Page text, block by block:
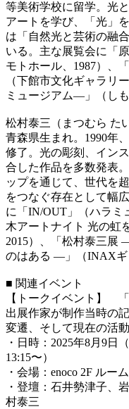
等美術学校に留学。光
アートを学び、「光」
は「自然光と芸術の融
いる。主な展覧会に「
モトホール、1987）、
（下館市文化ギャラリ
ミュージアム―」（し
松村泰三（まつむら た
青森県生まれ。1990年
修了。光の彫刻、イン
合した作品を多数発表
ップを通じて、世代を
をつなぐ存在として幅
に「IN/OUT」（ハラミ
木アートナイト 光の虹
2015）、「松村泰三展
のはある ―」（INAXギ
■ 関連イベント
【トークイベント】
出展作家が制作当時の
変遷、そして現在の活
・日時：2025年8月9日
13:15〜）
・会場：enoco 2F ルー
・登壇：石井勢津子、
村泰三